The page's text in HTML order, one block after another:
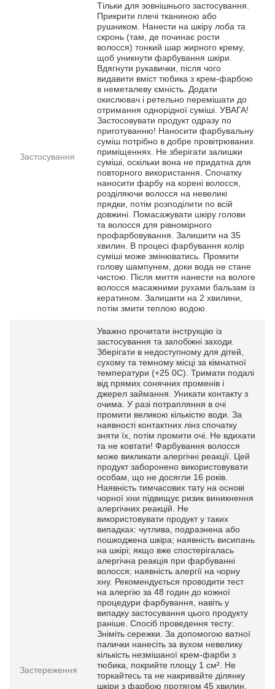
Застосування
Тільки для зовнішнього застосування.
Прикрити плечі тканиною або
рушником. Нанести на шкіру лоба та
скронь (там, де починає рости
волосся) тонкий шар жирного крему,
щоб уникнути фарбування шкіри.
Вдягнути рукавички, після чого
видавити вміст тюбика з крем-фарбою
в неметалеву ємність. Додати
окислювач і ретельно перемішати до
отримання однорідної суміші. УВАГА!
Застосовувати продукт одразу по
приготуванню! Наносити фарбувальну
суміш потрібно в добре провітрюваних
приміщеннях. Не зберігати залишки
суміші, оскільки вона не придатна для
повторного використання. Спочатку
наносити фарбу на корені волосся,
розділяючи волосся на невеликі
прядки, потім розподілити по всій
довжині. Помасажувати шкіру голови
та волосся для рівномірного
профарбовування. Залишити на 35
хвилин. В процесі фарбування колір
суміші може змінюватись. Промити
голову шампунем, доки вода не стане
чистою. Після миття нанести на вологе
волосся масажними рухами бальзам із
кератином. Залишити на 2 хвилини,
потім змити теплою водою.
Застереження
Уважно прочитати інструкцію із
застосування та запобіжні заходи.
Зберігати в недоступному для дітей,
сухому та темному місці за кімнатної
температури (+25 0С). Тримати подалі
від прямих сонячних променів і
джерел займання. Уникати контакту з
очима. У разі потрапляння в очі
промити великою кількістю води. За
наявності контактних лінз спочатку
зняти їх, потім промити очі. Не вдихати
та не ковтати! Фарбування волосся
може викликати алергічні реакції. Цей
продукт заборонено використовувати
особам, що не досягли 16 років.
Наявність тимчасових тату на основі
чорної хни підвищує ризик виникнення
алергічних реакцій. Не
використовувати продукт у таких
випадках: чутлива, подразнена або
пошкоджена шкіра; наявність висипань
на шкірі; якщо вже спостерігалась
алергічна реакція при фарбуванні
волосся; наявність алергії на чорну
хну. Рекомендується проводити тест
на алергію за 48 годин до кожної
процедури фарбування, навіть у
випадку застосування цього продукту
раніше. Спосіб проведення тесту:
Зніміть сережки. За допомогою ватної
палички нанесіть за вухом невелику
кількість незмішаної крем-фарби з
тюбика, покрийте площу 1 см². Не
торкайтесь та не накривайте ділянку
шкіри з фарбою протягом 45 хвилин.